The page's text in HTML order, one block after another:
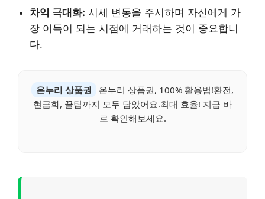
차익 극대화: 시세 변동을 주시하며 자신에게 가
장 이득이 되는 시점에 거래하는 것이 중요합니
다.
온누리 상품권
온누리 상품권, 100% 활용법!환전,
현금화, 꿀팁까지 모두 담았어요.최대 효율! 지금 바
로 확인해보세요.